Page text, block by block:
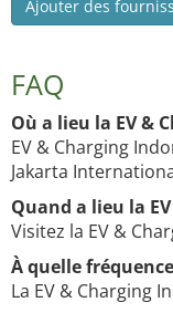
Ajouter des
FAQ
Où a lieu la EV &
EV & Charging
Jakarta
Quand a lieu la
Visitez la EV &
À quelle
La EV & Charging